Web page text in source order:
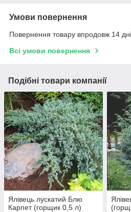
Умови повернення
Повернення товару впродовж 14
Всі умови повернення
Подібні товари компанії
Ялівець лускатий Блю
Карпет (горщик 0,5 л)